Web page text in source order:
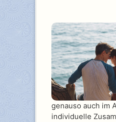
genauso auch im
individuelle